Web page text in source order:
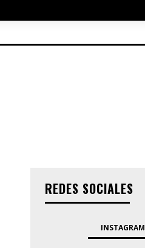
REDES SOCIALES
INSTAGRAM